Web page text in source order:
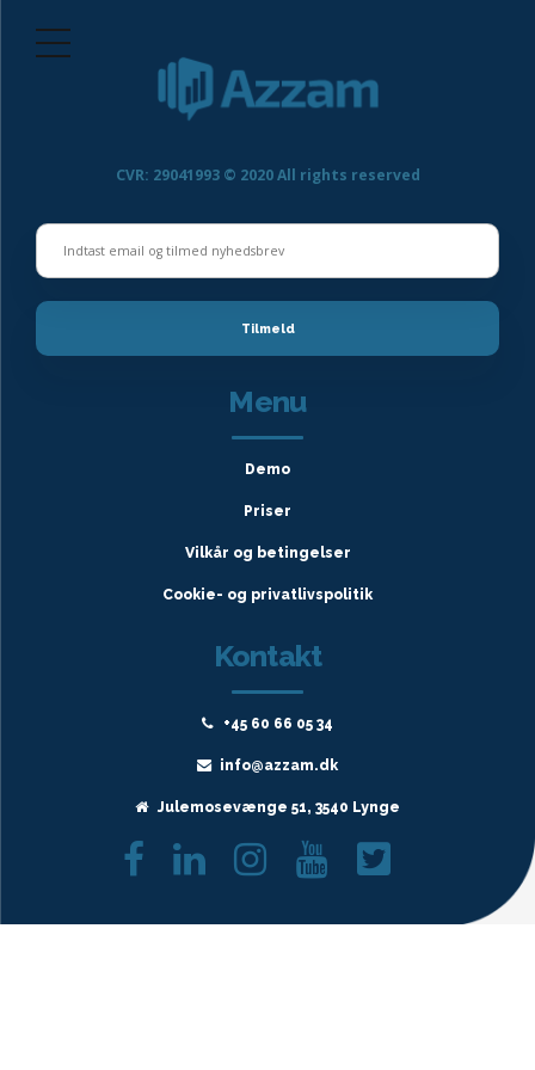
CVR: 29041993 © 2020 All rights reserved
Menu
Demo
Priser
Vilkår og betingelser
Cookie- og privatlivspolitik
Kontakt
+45 60 66 05 34
info@azzam.dk
Julemosevænge 51, 3540 Lynge